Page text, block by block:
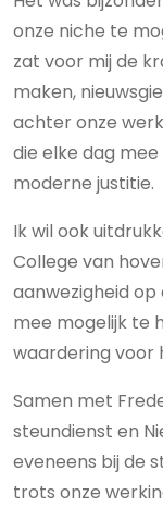
onze niche te
zat voor mij de
maken,
achter onze
die elke dag
moderne justitie.
Ik wil ook
College van
aanwezigheid
mee mogelijk te
waardering voor
Samen met
steundienst en
eveneens bij de
trots onze